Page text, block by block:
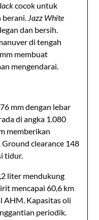
cocok untuk
berani. Jazz White
dan bersih.
di tengah
membuat
mengendarai.
mm dengan lebar
di angka 1.080
memberikan
clearance 148
tidur.
liter mendukung
mencapai 60,6 km
AHM. Kapasitas oli
periodik.